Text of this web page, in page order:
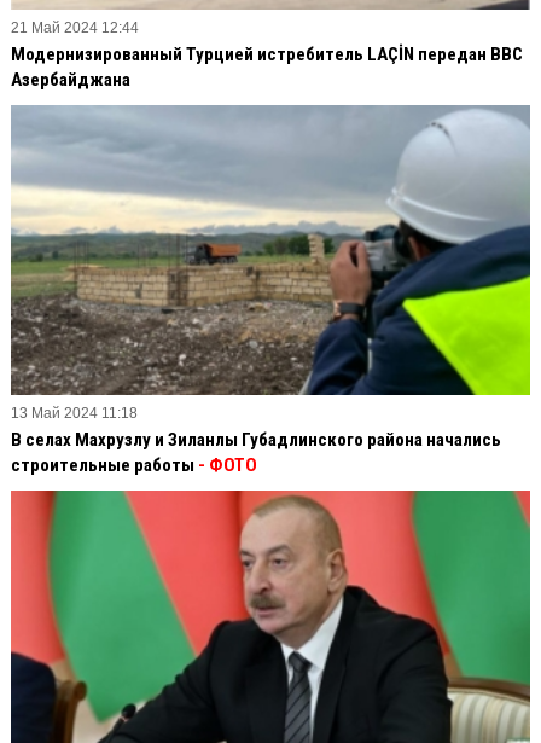
21 Май 2024 12:44
Модернизированный Турцией истребитель LAÇİN передан ВВС
Азербайджана
13 Май 2024 11:18
В селах Махрузлу и Зиланлы Губадлинского района начались
строительные работы - ФОТО